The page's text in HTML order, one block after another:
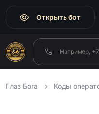
Открыть бот
Глаз Бога Коды